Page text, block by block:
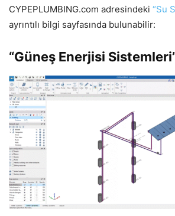
CYPEPLUMBING.com adresindeki “Su
ayrıntılı bilgi sayfasında bulunabilir:
“Güneş Enerjisi